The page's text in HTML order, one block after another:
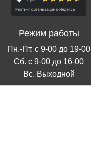
Режим работы
Пн.-Пт. с 9-00 до 19-00
Сб. с 9-00 до 16-00
Вс. Выходной